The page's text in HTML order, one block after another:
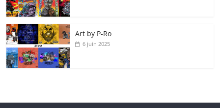
Art by P‑Ro
6 juin 2025